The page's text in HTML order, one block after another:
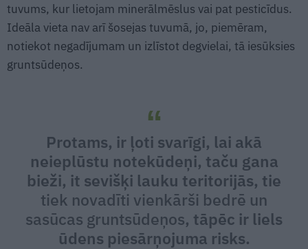
tuvums, kur lietojam minerālmēslus vai pat pesticīdus.
Ideāla vieta nav arī šosejas tuvumā, jo, piemēram,
notiekot negadījumam un izlīstot degvielai, tā iesūksies
gruntsūdeņos.
Protams, ir ļoti svarīgi, lai akā
neieplūstu notekūdeņi, taču gana
bieži, it sevišķi lauku teritorijās, tie
tiek novadīti vienkārši bedrē un
sasūcas gruntsūdeņos, tāpēc ir liels
ūdens piesārņojuma risks.